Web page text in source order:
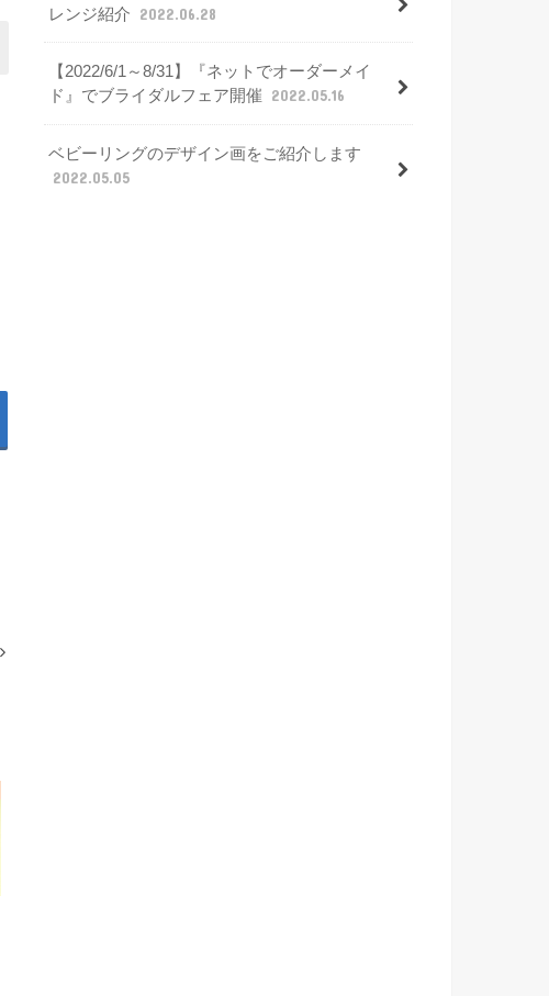
レンジ紹介
2022.06.28
【2022/6/1～8/31】『ネットでオーダーメイ
ド』でブライダルフェア開催
2022.05.16
ベビーリングのデザイン画をご紹介します
2022.05.05